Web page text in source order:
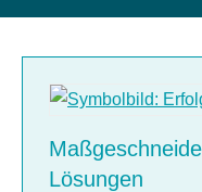
Lösungen